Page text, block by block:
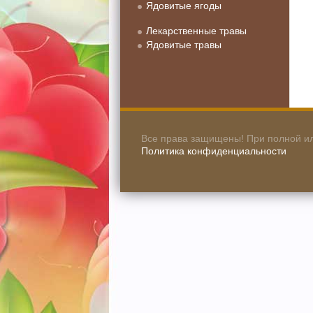
Ядовитые ягоды
Лекарственные травы
Ядовитые травы
Все права защищены! При полной
Политика конфиденциальности